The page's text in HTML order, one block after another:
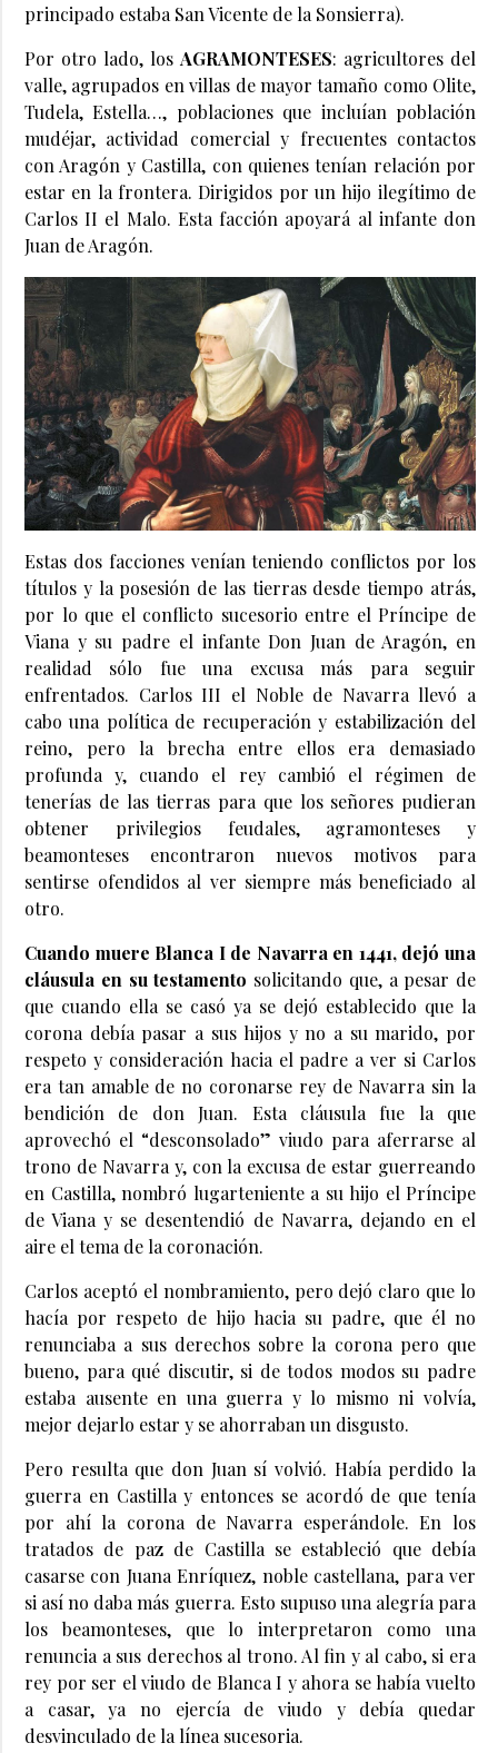
principado estaba San Vicente de la Sonsierra).
Por otro lado, los AGRAMONTESES: agricultores del
valle, agrupados en villas de mayor tamaño como Olite,
Tudela, Estella…, poblaciones que incluían población
mudéjar, actividad comercial y frecuentes contactos
con Aragón y Castilla, con quienes tenían relación por
estar en la frontera. Dirigidos por un hijo ilegítimo de
Carlos II el Malo. Esta facción apoyará al infante don
Juan de Aragón.
Estas dos facciones venían teniendo conflictos por los
títulos y la posesión de las tierras desde tiempo atrás,
por lo que el conflicto sucesorio entre el Príncipe de
Viana y su padre el infante Don Juan de Aragón, en
realidad sólo fue una excusa más para seguir
enfrentados. Carlos III el Noble de Navarra llevó a
cabo una política de recuperación y estabilización del
reino, pero la brecha entre ellos era demasiado
profunda y, cuando el rey cambió el régimen de
tenerías de las tierras para que los señores pudieran
obtener privilegios feudales, agramonteses y
beamonteses encontraron nuevos motivos para
sentirse ofendidos al ver siempre más beneficiado al
otro.
Cuando muere Blanca I de Navarra en 1441, dejó una
cláusula en su testamento solicitando que, a pesar de
que cuando ella se casó ya se dejó establecido que la
corona debía pasar a sus hijos y no a su marido, por
respeto y consideración hacia el padre a ver si Carlos
era tan amable de no coronarse rey de Navarra sin la
bendición de don Juan. Esta cláusula fue la que
aprovechó el “desconsolado” viudo para aferrarse al
trono de Navarra y, con la excusa de estar guerreando
en Castilla, nombró lugarteniente a su hijo el Príncipe
de Viana y se desentendió de Navarra, dejando en el
aire el tema de la coronación.
Carlos aceptó el nombramiento, pero dejó claro que lo
hacía por respeto de hijo hacia su padre, que él no
renunciaba a sus derechos sobre la corona pero que
bueno, para qué discutir, si de todos modos su padre
estaba ausente en una guerra y lo mismo ni volvía,
mejor dejarlo estar y se ahorraban un disgusto.
Pero resulta que don Juan sí volvió. Había perdido la
guerra en Castilla y entonces se acordó de que tenía
por ahí la corona de Navarra esperándole. En los
tratados de paz de Castilla se estableció que debía
casarse con Juana Enríquez, noble castellana, para ver
si así no daba más guerra. Esto supuso una alegría para
los beamonteses, que lo interpretaron como una
renuncia a sus derechos al trono. Al fin y al cabo, si era
rey por ser el viudo de Blanca I y ahora se había vuelto
a casar, ya no ejercía de viudo y debía quedar
desvinculado de la línea sucesoria.